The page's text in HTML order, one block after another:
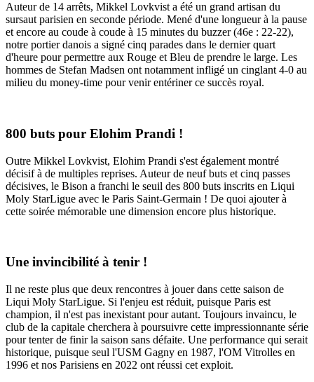
Auteur de 14 arrêts, Mikkel Lovkvist a été un grand artisan du
sursaut parisien en seconde période. Mené d'une longueur à la pause
et encore au coude à coude à 15 minutes du buzzer (46e : 22-22),
notre portier danois a signé cinq parades dans le dernier quart
d'heure pour permettre aux Rouge et Bleu de prendre le large. Les
hommes de Stefan Madsen ont notamment infligé un cinglant 4-0 au
milieu du money-time pour venir entériner ce succès royal.
800 buts pour Elohim Prandi !
Outre Mikkel Lovkvist, Elohim Prandi s'est également montré
décisif à de multiples reprises. Auteur de neuf buts et cinq passes
décisives, le Bison a franchi le seuil des 800 buts inscrits en Liqui
Moly StarLigue avec le Paris Saint-Germain ! De quoi ajouter à
cette soirée mémorable une dimension encore plus historique.
Une invincibilité à tenir !
Il ne reste plus que deux rencontres à jouer dans cette saison de
Liqui Moly StarLigue. Si l'enjeu est réduit, puisque Paris est
champion, il n'est pas inexistant pour autant. Toujours invaincu, le
club de la capitale cherchera à poursuivre cette impressionnante série
pour tenter de finir la saison sans défaite. Une performance qui serait
historique, puisque seul l'USM Gagny en 1987, l'OM Vitrolles en
1996 et nos Parisiens en 2022 ont réussi cet exploit.